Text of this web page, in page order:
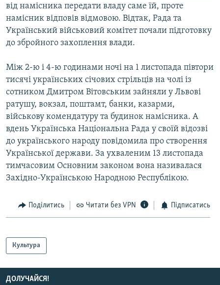
від намісника передати владу саме їй, проте
намісник відповів відмовою. Відтак, Рада та
Український військовий комітет почали підготовку
до збройного захоплення влади.
Між 2-ю і 4-ю годинами ночі на 1 листопада півтори
тисячі українських січових стрільців на чолі із
сотником Дмитром Вітовським зайняли у Львові
ратушу, вокзал, поштамт, банки, казарми,
військову комендатуру та будинок намісника. А
вдень Українська Національна Рада у своїй відозві
до українського народу повідомила про створення
Української держави. За ухваленим 13 листопада
тимчасовим Основним законом вона називалася
Західно-Українською Народною Республікою.
Поділитись Читати без VPN Підписатись
Культура
ДОЛУЧАЙСЯ!